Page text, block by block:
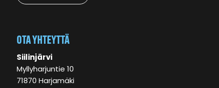
OTA YHTEYTTÄ
Siilinjärvi
Myllyharjuntie 10
71870 Harjamäki